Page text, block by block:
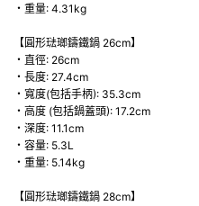
・重量: 4.31kg
【圓形琺瑯鑄鐵鍋 26cm】
・直徑: 26cm
・長度: 27.4cm
・寬度(包括手柄): 35.3cm
・高度 (包括鍋蓋頭): 17.2cm
・深度: 11.1cm
・容量: 5.3L
・重量: 5.14kg
【圓形琺瑯鑄鐵鍋 28cm】